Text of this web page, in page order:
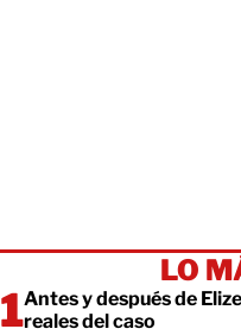
LO
Antes y después de
reales del caso